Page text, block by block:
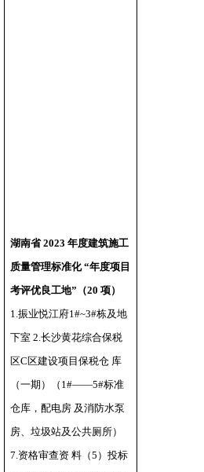
湖南省2023 年度建筑施工
质量管理标准化 “年度项目
考评优良工地”（20 项）
1.振业悦江府1#~3#栋及地
下室 2.长沙黄花综合保税
区C区建设项目保税仓 库
（一期）（1#——5#标准
仓库，配电房 及消防水泵
房、垃圾站及公共厕所）
7.资格审查资 料（5）投标